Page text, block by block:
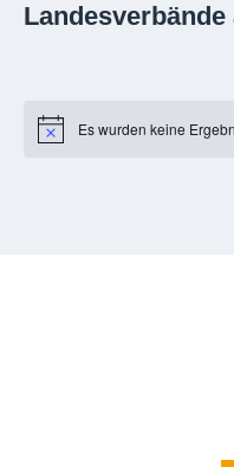
Notice Es wurden keine